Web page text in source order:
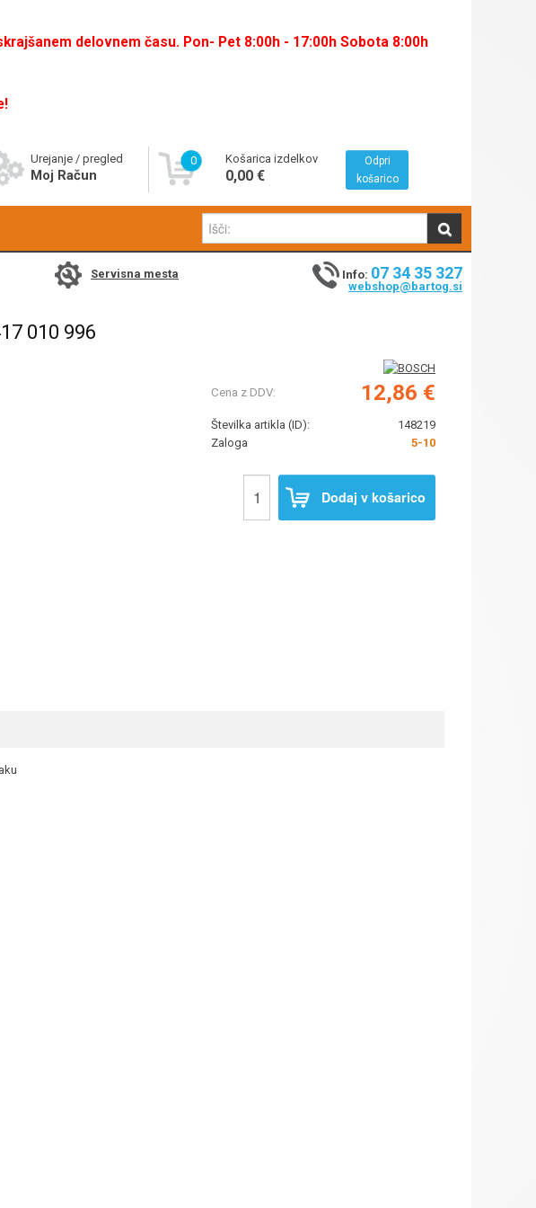
delovnem času. Pon- Pet 8:00h - 17:00h Sobota 8:00h
Urejanje / pregled
Moj Račun
0 Košarica izdelkov
0,00 €
Odpri
košarico
Servisna mesta Info: 07 34 35 327
webshop@bartog.si
010 996
Cena z DDV: 12,86 €
Številka artikla (ID):
148219
Zaloga
5-10
Dodaj v košarico